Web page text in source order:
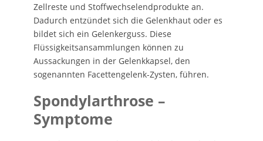
Zellreste und Stoffwechselendprodukte an.
Dadurch entzündet sich die Gelenkhaut oder es
bildet sich ein Gelenkerguss. Diese
Flüssigkeitsansammlungen können zu
Aussackungen in der Gelenkkapsel, den
sogenannten Facettengelenk-Zysten, führen.
Spondylarthrose –
Symptome